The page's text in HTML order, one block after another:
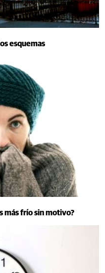
esquemas
más frío sin motivo?